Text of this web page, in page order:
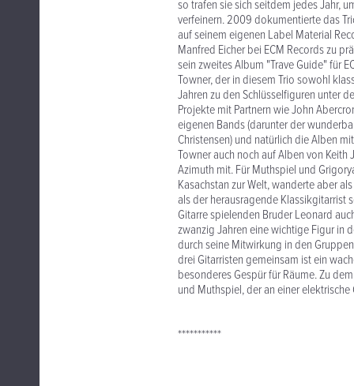
so trafen sie sich seitdem jedes Jahr,
verfeinern. 2009 dokumentierte das
auf seinem eigenen Label Material
Manfred Eicher bei ECM Records zu
sein zweites Album "Trave Guide" für
Towner, der in diesem Trio sowohl
Jahren zu den Schlüsselfiguren unter
Projekte mit Partnern wie John
eigenen Bands (darunter der
Christensen) und natürlich die Alben
Towner auch noch auf Alben von
Azimuth mit. Für Muthspiel und
Kasachstan zur Welt, wanderte aber
als der herausragende Klassikgitarrist
Gitarre spielenden Bruder Leonard
zwanzig Jahren eine wichtige Figur in
durch seine Mitwirkung in den
drei Gitarristen gemeinsam ist ein
besonderes Gespür für Räume. Zu
und Muthspiel, der an einer
***********